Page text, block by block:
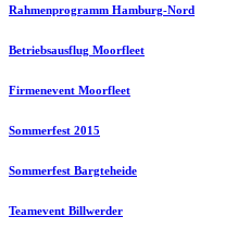
Rahmenprogramm Hamburg-Nord
Betriebsausflug Moorfleet
Firmenevent Moorfleet
Sommerfest 2015
Sommerfest Bargteheide
Teamevent Billwerder